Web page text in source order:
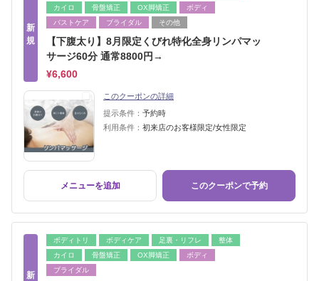
新
規
カイロ
骨盤矯正 OX脚矯正
ボディ
バストケア
ブライダル その他
【下腹太り】8月限定くびれ特化全身リンパマッ
サージ60分 通常8800円→
¥6,600
このクーポンの詳細
提示条件： 予約時
利用条件： 初来店のお客様限定/女性限定
メニューを追加 このクーポンで予約
新
ボディトリ ボディケア 足裏・リフレ
整体
カイロ
骨盤矯正 OX脚矯正
ボディ
ブライダル